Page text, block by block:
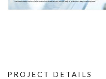
PROJECT DETAILS